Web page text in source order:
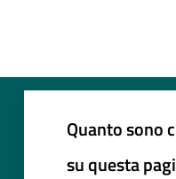
Quanto sono
su questa